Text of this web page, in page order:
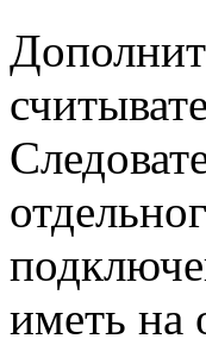
иметь на